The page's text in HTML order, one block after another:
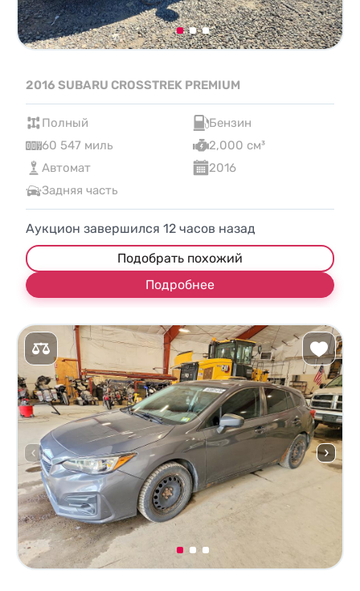
2016 SUBARU CROSSTREK PREMIUM
Полный
Бензин
60 547 миль
2,000 см³
Автомат
2016
Задняя часть
Аукцион завершился 12 часов назад
Подобрать похожий
Подробнее